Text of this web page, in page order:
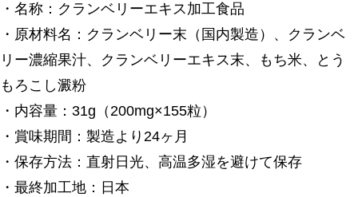
・名称：クランベリーエキス加工食品
・原材料名：クランベリー末（国内製造）、クランベ
リー濃縮果汁、クランベリーエキス末、もち米、とう
もろこし澱粉
・内容量：31g（200mg×155粒）
・賞味期間：製造より24ヶ月
・保存方法：直射日光、高温多湿を避けて保存
・最終加工地：日本